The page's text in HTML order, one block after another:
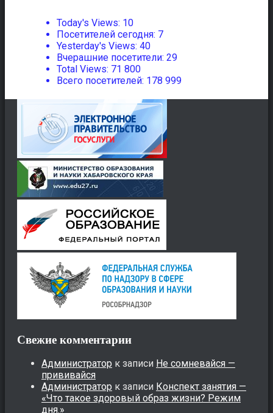
Today's Views: 10
Посетителей сегодня: 7
Yesterday's Views: 40
Вчерашние посетители: 29
Total Views: 71 800
Всего посетителей: 178 999
Свежие комментарии
Администратор к записи Не сомневайся —
прививайся
Администратор к записи Конспект занятия —
«Что такое здоровый образ жизни? Режим
дня.»